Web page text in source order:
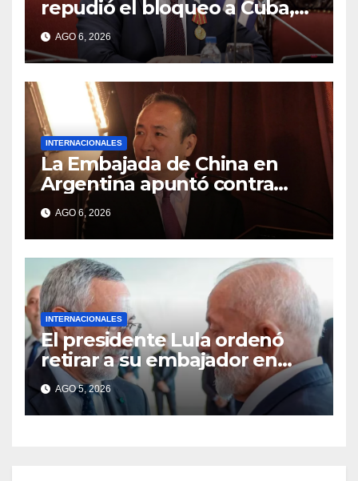
repudió el bloqueo a Cuba,
apuntó a Trump y reclamó
condenas internacionales
AGO 6, 2026
INTERNACIONALES
La Embajada de China en
Argentina apuntó contra
Estados Unidos por
“obstrucción”
AGO 6, 2026
INTERNACIONALES
El presidente Lula ordenó
retirar a su embajador en
Argentina
AGO 5, 2026